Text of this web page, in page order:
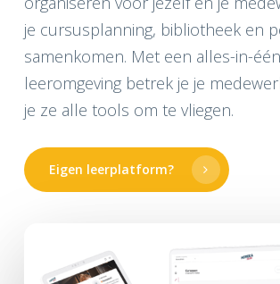
je cursusplanning, bibliotheek en
samenkomen. Met een alles-in-één
leeromgeving betrek je je
je ze alle tools om te vliegen.
Eigen leerplatform?